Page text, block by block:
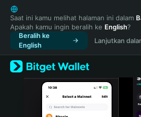
English
日本語
Tiếng Việt
Русский
Español (Latinoamérica)
Türkçe
Italiano
Saat ini kamu melihat halaman ini dalam
Apakah kamu ingin beralih ke English?
Beralih ke
English
Lanjutkan